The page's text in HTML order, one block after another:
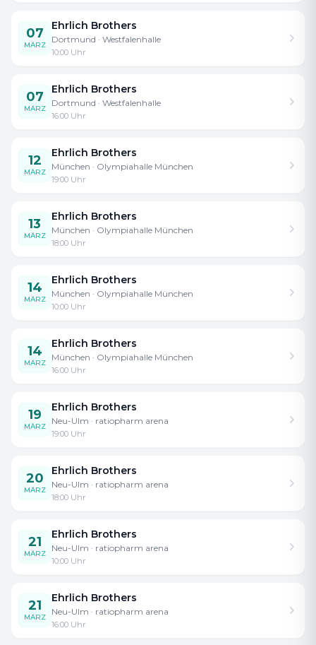
07
MÄRZ
Ehrlich Brothers
Dortmund · Westfalenhalle
10:00 Uhr
07
MÄRZ
Ehrlich Brothers
Dortmund · Westfalenhalle
16:00 Uhr
12
MÄRZ
Ehrlich Brothers
München · Olympiahalle München
19:00 Uhr
13
MÄRZ
Ehrlich Brothers
München · Olympiahalle München
18:00 Uhr
14
MÄRZ
Ehrlich Brothers
München · Olympiahalle München
10:00 Uhr
14
MÄRZ
Ehrlich Brothers
München · Olympiahalle München
16:00 Uhr
19
MÄRZ
Ehrlich Brothers
Neu-Ulm · ratiopharm arena
19:00 Uhr
20
MÄRZ
Ehrlich Brothers
Neu-Ulm · ratiopharm arena
18:00 Uhr
21
MÄRZ
Ehrlich Brothers
Neu-Ulm · ratiopharm arena
10:00 Uhr
21
MÄRZ
Ehrlich Brothers
Neu-Ulm · ratiopharm arena
16:00 Uhr